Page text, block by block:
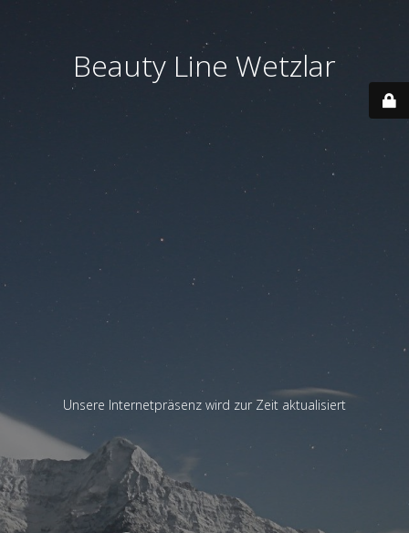
Beauty Line Wetzlar
Unsere Internetpräsenz wird zur Zeit aktualisiert